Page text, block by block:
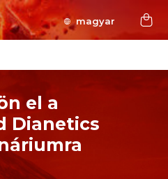
magyar
el a
Dianetics